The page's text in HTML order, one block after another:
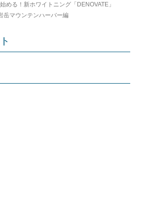
める！新ホワイトニング「DENOVATE」
マウンテンハーバー編